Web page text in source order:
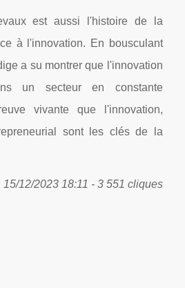
est aussi l'histoire de la
à l'innovation. En bousculant
a su montrer que l'innovation
un secteur en constante
vivante que l'innovation,
sont les clés de la
15/12/2023 18:11 - 3 551 cliques